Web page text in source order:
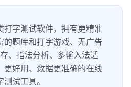
打字测试软件，拥有更精准
的题库和打字游戏、无广告
、指法分析、多输入法适
更好用、数据更准确的在线
测试工具。